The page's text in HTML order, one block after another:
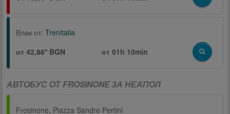
Влак от: Trenitalia
от 42,86* BGN
от01h 10min
АВТОБУС ОТ FROSINONE ЗА НЕАПОЛ
Frosinone, Piazza Sandro Pertini